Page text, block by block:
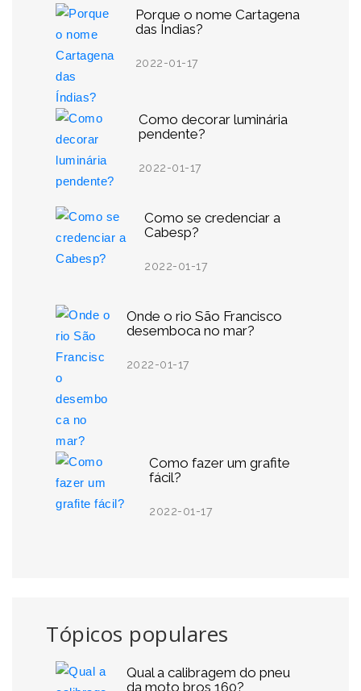
Porque o nome Cartagena
das Índias?
2022-01-17
Como decorar luminária
pendente?
2022-01-17
Como se credenciar a
Cabesp?
2022-01-17
Onde o rio São Francisco
desemboca no mar?
2022-01-17
Como fazer um grafite
fácil?
2022-01-17
Tópicos populares
Qual a calibragem do pneu
da moto bros 160?